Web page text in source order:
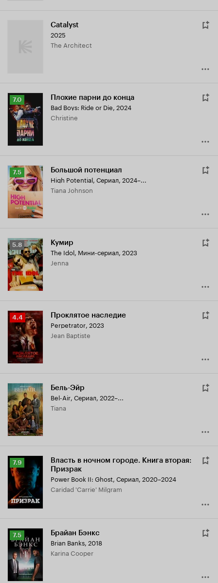
Catalyst
2025
The Architect
Рейтинг
Кинопоиска
7.0
7.0 Плохие парни до конца
Bad Boys: Ride or Die, 2024
Christine
Рейтинг
Кинопоиска
7.5
7.5 Большой потенциал
High Potential, Сериал, 2024–...
Tiana Johnson
Рейтинг
Кинопоиска
5.8
5.8 Кумир
The Idol, Мини-сериал, 2023
Jenna
Рейтинг
Кинопоиска
4.4
4.4 Проклятое наследие
Perpetrator, 2023
Jean Baptiste
Бель-Эйр
Bel-Air, Сериал, 2022–...
Tiana
Рейтинг
Кинопоиска
7.9
7.9
Власть в ночном городе. Книга вторая:
Призрак
Power Book II: Ghost, Сериал, 2020–2024
Caridad 'Carrie' Milgram
Рейтинг
Кинопоиска
7.5
7.5 Брайан Бэнкс
Brian Banks, 2018
Karina Cooper